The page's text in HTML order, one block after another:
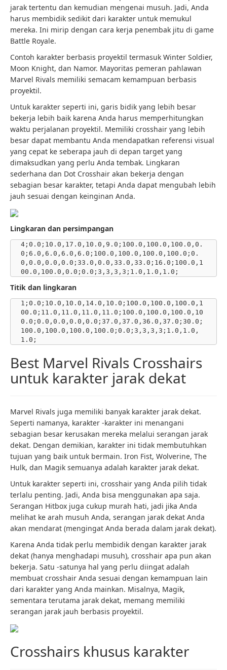
jarak tertentu dan kemudian mengenai musuh. Jadi, Anda
harus membidik sedikit dari karakter untuk memukul
mereka. Ini mirip dengan cara kerja penembak jitu di game
Battle Royale.
Contoh karakter berbasis proyektil termasuk Winter Soldier,
Moon Knight, dan Namor. Mayoritas pemeran pahlawan
Marvel Rivals memiliki semacam kemampuan berbasis
proyektil.
Untuk karakter seperti ini, garis bidik yang lebih besar
bekerja lebih baik karena Anda harus memperhitungkan
waktu perjalanan proyektil. Memiliki crosshair yang lebih
besar dapat membantu Anda mendapatkan referensi visual
yang cepat ke seberapa jauh di depan target yang
dimaksudkan yang perlu Anda tembak. Lingkaran
sederhana dan Dot Crosshair akan bekerja dengan
sebagian besar karakter, tetapi Anda dapat mengubah lebih
jauh sesuai dengan keinginan Anda.
Lingkaran dan persimpangan
4;0.0;10.0,17.0,10.0,9.0;100.0,100.0,100.0,0.
0;6.0,6.0,6.0,6.0;100.0,100.0,100.0,100.0;0.
0,0.0,0.0,0.0;33.0,0.0,33.0,33.0;16.0;100.0,1
00.0,100.0,0.0;0.0;3,3,3,3;1.0,1.0,1.0;
Titik dan lingkaran
1;0.0;10.0,10.0,14.0,10.0;100.0,100.0,100.0,1
00.0;11.0,11.0,11.0,11.0;100.0,100.0,100.0,10
0.0;0.0,0.0,0.0,0.0;37.0,37.0,36.0,37.0;30.0;
100.0,100.0,100.0,100.0;0.0;3,3,3,3;1.0,1.0,
1.0;
Best Marvel Rivals Crosshairs
untuk karakter jarak dekat
Marvel Rivals juga memiliki banyak karakter jarak dekat.
Seperti namanya, karakter -karakter ini menangani
sebagian besar kerusakan mereka melalui serangan jarak
dekat. Dengan demikian, karakter ini tidak membutuhkan
tujuan yang baik untuk bermain. Iron Fist, Wolverine, The
Hulk, dan Magik semuanya adalah karakter jarak dekat.
Untuk karakter seperti ini, crosshair yang Anda pilih tidak
terlalu penting. Jadi, Anda bisa menggunakan apa saja.
Serangan Hitbox juga cukup murah hati, jadi jika Anda
melihat ke arah musuh Anda, serangan jarak dekat Anda
akan mendarat (mengingat Anda berada dalam jarak dekat).
Karena Anda tidak perlu membidik dengan karakter jarak
dekat (hanya menghadapi musuh), crosshair apa pun akan
bekerja. Satu -satunya hal yang perlu diingat adalah
membuat crosshair Anda sesuai dengan kemampuan lain
dari karakter yang Anda mainkan. Misalnya, Magik,
sementara terutama jarak dekat, memang memiliki
serangan jarak jauh berbasis proyektil.
Crosshairs khusus karakter